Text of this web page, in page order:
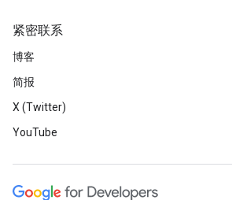
紧密联系
博客
简报
X (Twitter)
YouTube